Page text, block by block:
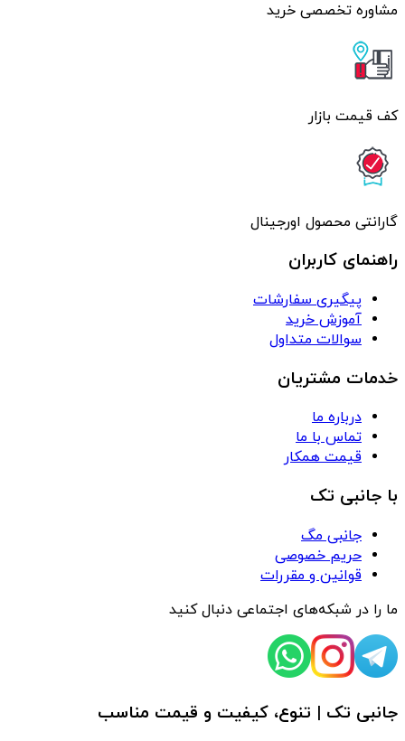
مشاوره تخصصی خرید
کف قیمت بازار
گارانتی محصول اورجینال
راهنمای کاربران
پیگیری سفارشات
آموزش خرید
سوالات متداول
خدمات مشتریان
درباره ما
تماس با ما
قیمت همکار
با جانبی تک
جانبی مگ
حریم خصوصی
قوانین و مقررات
ما را در شبکه‌های اجتماعی دنبال کنید
جانبی تک | تنوع، کیفیت و قیمت مناسب